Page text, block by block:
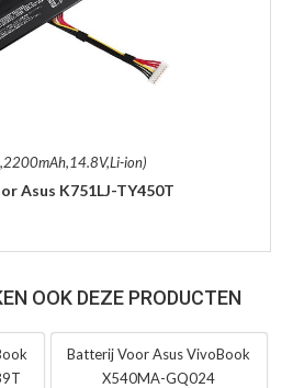
ion)
Asus K751LJ-TY450T
OOK DEZE PRODUCTEN
Batterij Voor Asus VivoBook
X540MA-GQ024